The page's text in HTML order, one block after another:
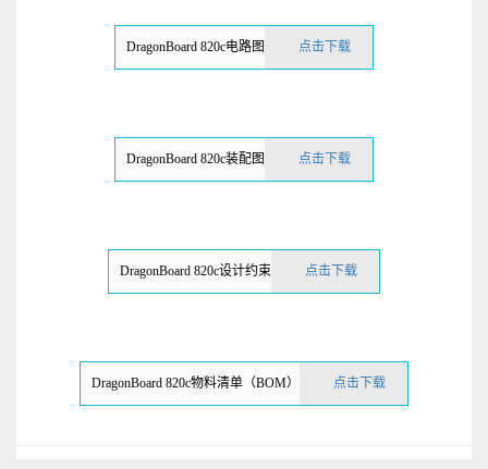
DragonBoard 820c电路图 点击下载
DragonBoard 820c装配图 点击下载
DragonBoard 820c设计约束 点击下载
DragonBoard 820c物料清单（BOM） 点击下载